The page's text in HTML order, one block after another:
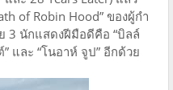
of Robin Hood” ของผู้กำ
3 นักแสดงฝีมือดีคือ “บิลล์
” และ “โนอาห์ จูป” อีกด้วย